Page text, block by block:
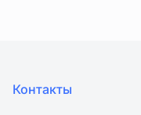
Контакты